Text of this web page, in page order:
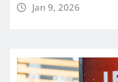
Jan 9, 2026